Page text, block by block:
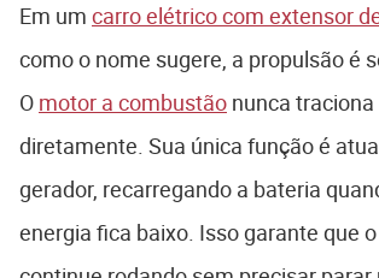
Em um carro elétrico com extensor
como o nome sugere, a propulsão é
O motor a combustão nunca
diretamente. Sua única função é
gerador, recarregando a bateria
energia fica baixo. Isso garante que